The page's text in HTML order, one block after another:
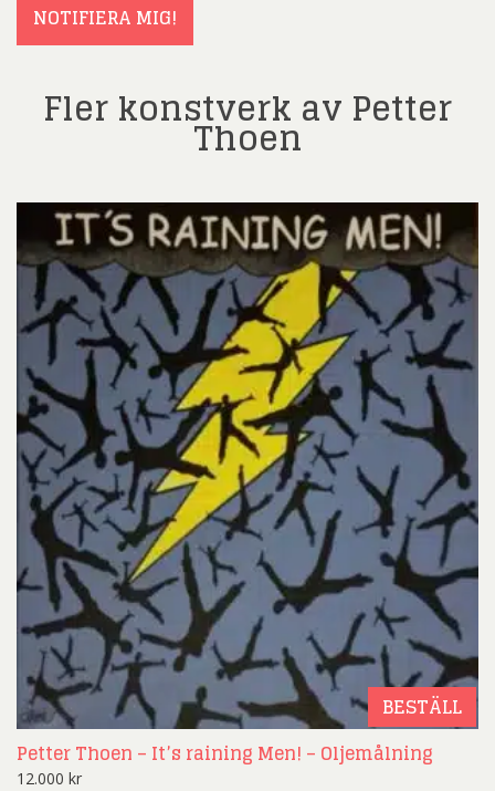
NOTIFIERA MIG!
Fler konstverk av Petter
Thoen
BESTÄLL
Petter Thoen – It’s raining Men! – Oljemålning
12.000 kr